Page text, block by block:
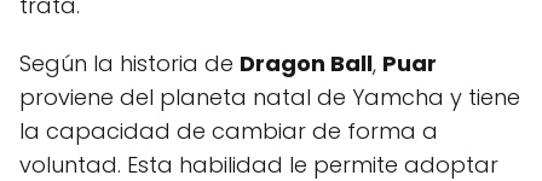
Según la historia de Dragon Ball, Puar
proviene del planeta natal de Yamcha y tiene
la capacidad de cambiar de forma a
voluntad. Esta habilidad le permite adoptar